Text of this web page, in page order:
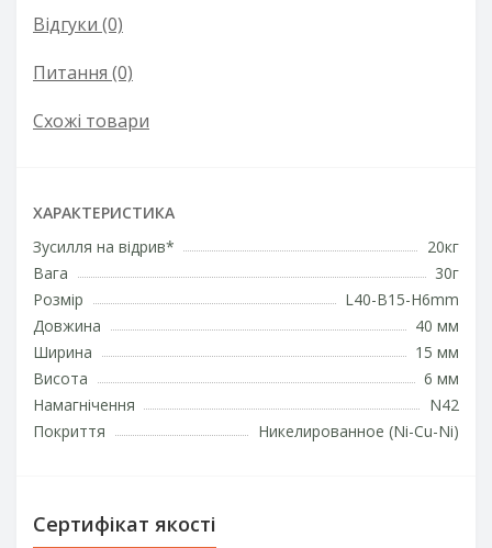
Відгуки (0)
Питання (0)
Схожі товари
ХАРАКТЕРИСТИКА
Зусилля на відрив*
20кг
Вага
30г
Розмір
L40-B15-H6mm
Довжина
40 мм
Ширина
15 мм
Висота
6 мм
Намагнічення
N42
Покриття
Никелированное (Ni-Cu-Ni)
Сертифікат якості